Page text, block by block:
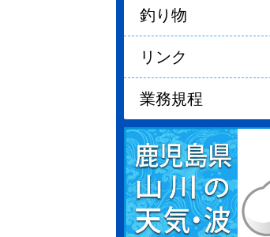
釣り物
リンク
業務規程